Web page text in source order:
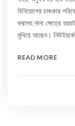
বিনিয়োগের চমৎকার
করাসহ নানা ক্ষেত্রে
মুখিয়ে আছেন।
READ MORE